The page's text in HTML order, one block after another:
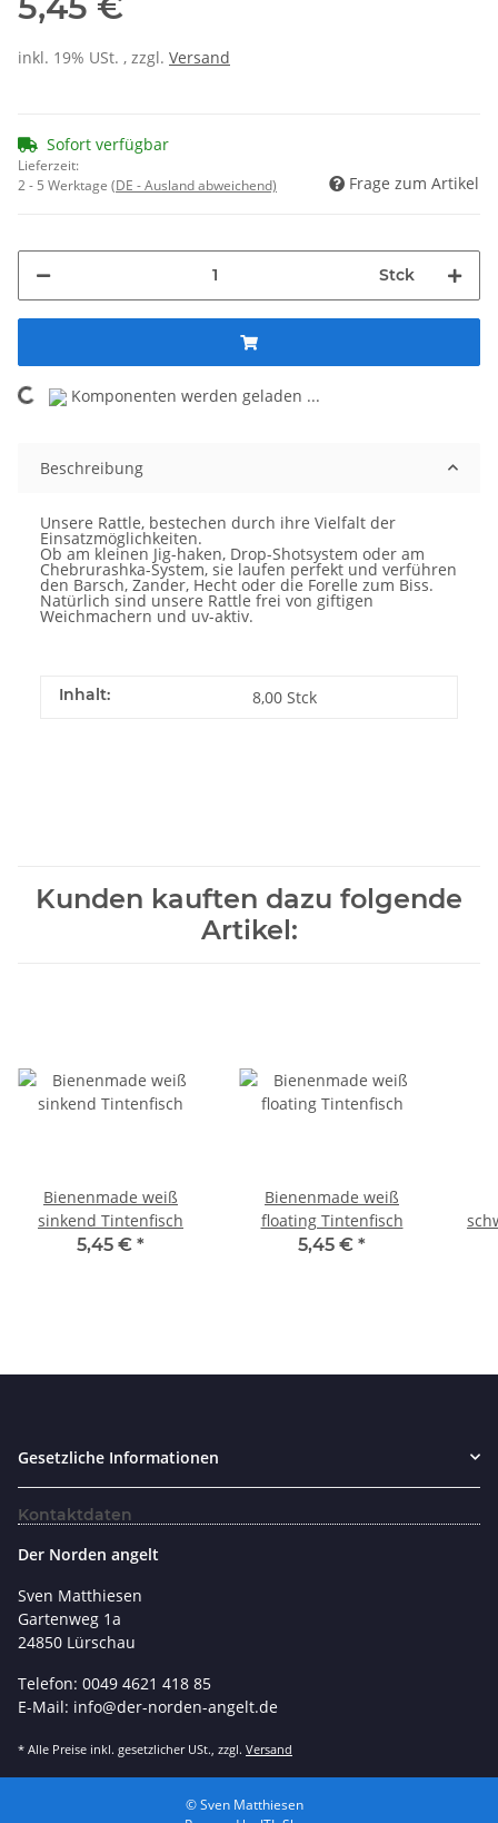
inkl. 19% USt. , zzgl. Versand
Sofort verfügbar
Lieferzeit:
2 - 5 Werktage (DE - Ausland abweichend) Frage zum Artikel
Stck
Loading... Komponenten werden geladen ...
Beschreibung
Unsere Rattle, bestechen durch ihre Vielfalt der
Einsatzmöglichkeiten.
Ob am kleinen Jig-haken, Drop-Shotsystem oder am
Chebrurashka-System, sie laufen perfekt und verführen
den Barsch, Zander, Hecht oder die Forelle zum Biss.
Natürlich sind unsere Rattle frei von giftigen
Weichmachern und uv-aktiv.
Inhalt: 8,00 Stck
Kunden kauften dazu folgende
Artikel:
Bienenmade weiß
sinkend Tintenfisch
5,45 € *
Bienenmade weiß
floating Tintenfisch
5,45 € *
Gesetzliche Informationen
Kontaktdaten
Der Norden angelt
Sven Matthiesen
Gartenweg 1a
24850 Lürschau
Telefon: 0049 4621 418 85
E-Mail: info@der-norden-angelt.de
* Alle Preise inkl. gesetzlicher USt., zzgl. Versand
© Sven Matthiesen